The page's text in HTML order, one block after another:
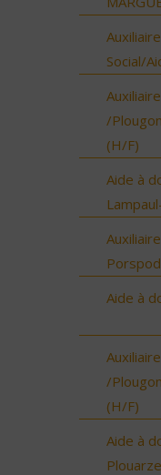
Social/
/
(H/F)
Aide à
Aide à
/
(H/F)
Aide à